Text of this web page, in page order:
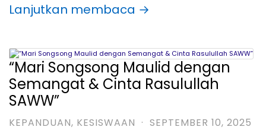
Lanjutkan membaca →
“Mari Songsong Maulid dengan
Semangat & Cinta Rasulullah
SAWW”
KEPANDUAN, KESISWAAN · SEPTEMBER 10, 2025